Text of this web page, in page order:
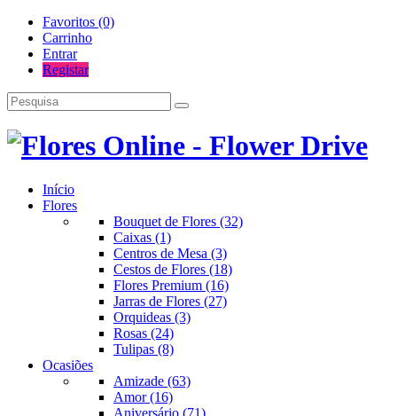
Favoritos (0)
Carrinho
Entrar
Registar
Início
Flores
Bouquet de Flores (32)
Caixas (1)
Centros de Mesa (3)
Cestos de Flores (18)
Flores Premium (16)
Jarras de Flores (27)
Orquideas (3)
Rosas (24)
Tulipas (8)
Ocasiões
Amizade (63)
Amor (16)
Aniversário (71)